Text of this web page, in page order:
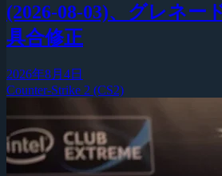
(2026-08-03)、グレネー
具合修正
2026年8月4日
Counter-Strike 2 (CS2)